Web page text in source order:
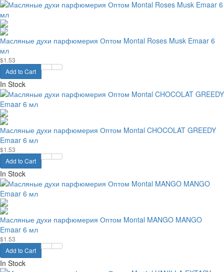
Масляные духи парфюмерия Оптом Montal Roses Musk Emaar 6
мл
$1.53
Add to Cart
In Stock
Масляные духи парфюмерия Оптом Montal CHOCOLAT GREEDY
Emaar 6 мл
$1.53
Add to Cart
In Stock
Масляные духи парфюмерия Оптом Montal MANGO MANGO
Emaar 6 мл
$1.53
Add to Cart
In Stock